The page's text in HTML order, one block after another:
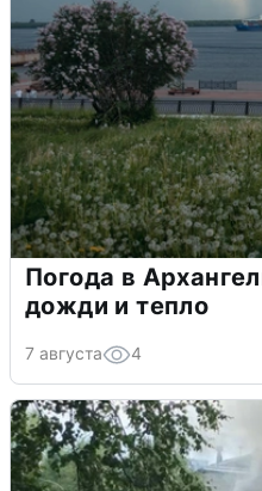
Погода в
дожди и тепло
7 августа 4